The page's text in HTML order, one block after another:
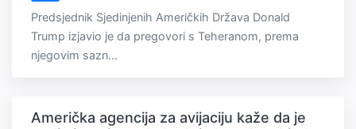
Predsjednik Sjedinjenih Američkih Država Donald
Trump izjavio je da pregovori s Teheranom, prema
njegovim sazn...
Američka agencija za avijaciju kaže da je